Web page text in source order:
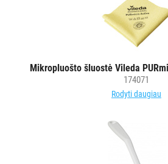
Mikropluošto šluostė Vileda
174071
Rodyti daugiau